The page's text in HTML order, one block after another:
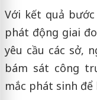
Với kết quả
phát động giai
yêu cầu các sở,
bám sát công
mắc phát sinh